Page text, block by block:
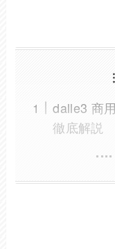
dalle3 商
徹底解説